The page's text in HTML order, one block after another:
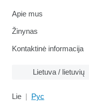
Apie mus
Žinynas
Kontaktinė informacija
Lietuva / lietuvių
Lie Рус